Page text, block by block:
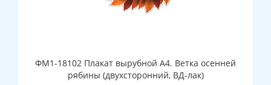
ФМ1-18102 Плакат вырубной А4. Ветка осенней
рябины (двухсторонний, ВД-лак)